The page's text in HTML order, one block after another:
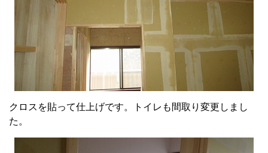
クロスを貼って仕上げです。トイレも間取り変更しまし
た。